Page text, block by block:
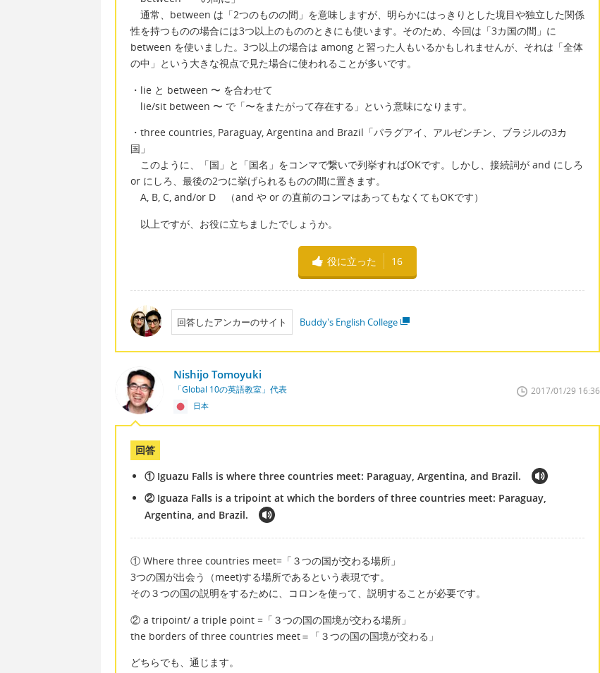
通常、between は「2つのものの間」を意味しますが、明らかにはっきりとした境目や独立した関係
性を持つものの場合には3つ以上のもののときにも使います。そのため、今回は「3カ国の間」に
between を使いました。3つ以上の場合は among と習った人もいるかもしれませんが、それは「全体
の中」という大きな視点で見た場合に使われることが多いです。
・lie と between 〜 を合わせて
lie/sit between 〜 で「〜をまたがって存在する」という意味になります。
・three countries, Paraguay, Argentina and Brazil「パラグアイ、アルゼンチン、ブラジルの3カ
国」
このように、「国」と「国名」をコンマで繋いで列挙すればOKです。しかし、接続詞が and にしろ
or にしろ、最後の2つに挙げられるものの間に置きます。
A, B, C, and/or D （and や or の直前のコンマはあってもなくてもOKです）
以上ですが、お役に立ちましたでしょうか。
役に立った 16
回答したアンカーのサイト Buddy's English College
Nishijo Tomoyuki
「Global 10の英語教室」代表
日本
2017/01/29 16:36
回答
① Iguazu Falls is where three countries meet: Paraguay, Argentina, and Brazil.
② Iguaza Falls is a tripoint at which the borders of three countries meet: Paraguay,
Argentina, and Brazil.
① Where three countries meet=「３つの国が交わる場所」
3つの国が出会う（meet)する場所であるという表現です。
その３つの国の説明をするために、コロンを使って、説明することが必要です。
② a tripoint/ a triple point =「３つの国の国境が交わる場所」
the borders of three countries meet＝「３つの国の国境が交わる」
どちらでも、通じます。